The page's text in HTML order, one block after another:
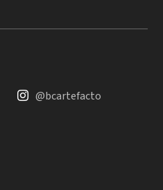
@bcartefacto